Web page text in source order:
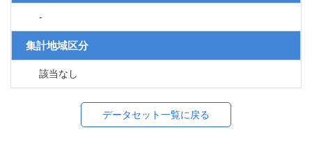
-
集計地域区分
該当なし
データセット一覧に戻る